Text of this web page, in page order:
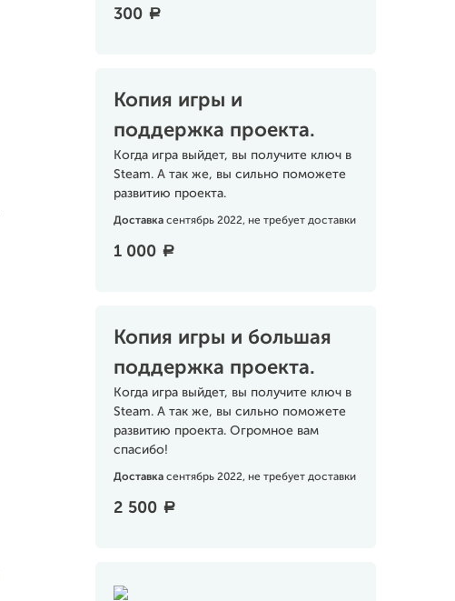
300 a
Копия игры и
поддержка проекта.
Когда игра выйдет, вы получите ключ в
Steam. А так же, вы сильно поможете
развитию проекта.
Доставка сентябрь 2022, не требует доставки
1 000 a
Копия игры и большая
поддержка проекта.
Когда игра выйдет, вы получите ключ в
Steam. А так же, вы сильно поможете
развитию проекта. Огромное вам
спасибо!
Доставка сентябрь 2022, не требует доставки
2 500 a